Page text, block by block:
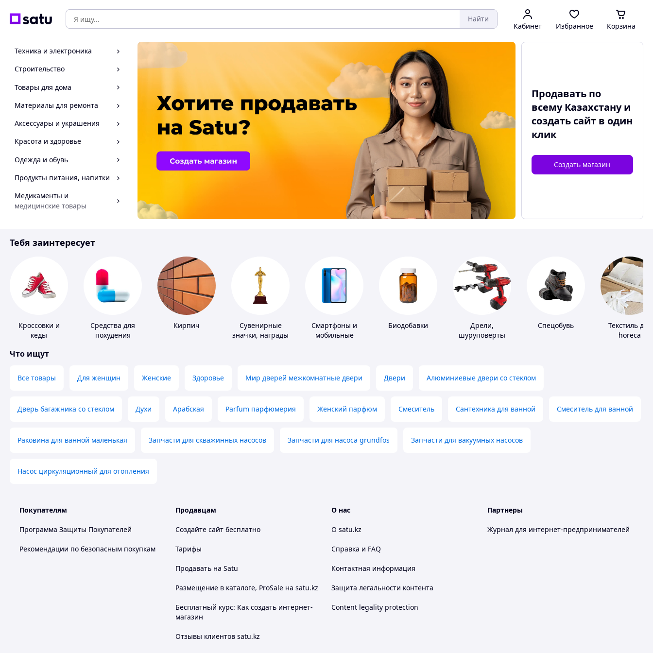
Найти
Кабинет Избранное Корзина
Техника и электроника
Строительство
Товары для дома
Материалы для ремонта
Аксессуары и украшения
Красота и здоровье
Одежда и обувь
Продукты питания, напитки
Медикаменты и
медицинские товары
Инструмент
Продавать по
всему Казахстану и
создать сайтв один
клик
Создать магазин
Тебя заинтересует
Кроссовки и
кеды
Средства для
похудения
Кирпич
Сувенирные
значки, награды
Смартфоны и
мобильные
Биодобавки
Дрели,
шуруповерты
Спецобувь
Текстиль для
horeca
Что ищут
Все товары Для женщин Женские Здоровье Мир дверей межкомнатные двери Двери Алюминиевые двери со стеклом
Дверь багажника со стеклом Духи Арабская Parfum парфюмерия Женский парфюм Смеситель Сантехника для ванной Смеситель для ванной
Раковина для ванной маленькая Запчасти для скважинных насосов Запчасти для насоса grundfos Запчасти для вакуумных насосов
Насос циркуляционный для отопления
Покупателям
Программа Защиты Покупателей
Рекомендации по безопасным покупкам
Продавцам
Создайте сайт бесплатно
Тарифы
Продавать на Satu
Размещение в каталоге, ProSale на satu.kz
Бесплатный курс: Как создать интернет-
магазин
Отзывы клиентов satu.kz
О нас
О satu.kz
Справка и FAQ
Контактная информация
Защита легальности контента
Content legality protection
Партнеры
Журнал для интернет-предпринимателей